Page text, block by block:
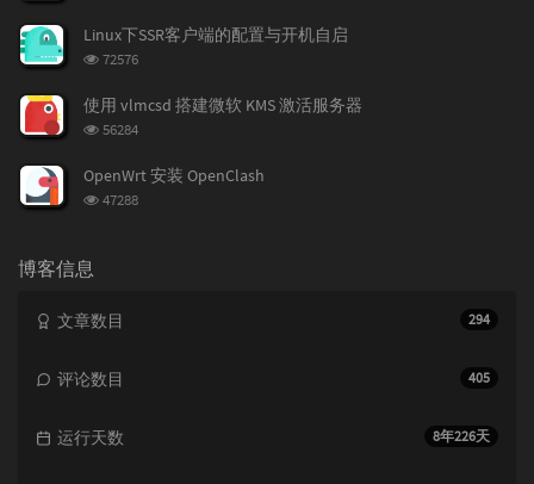
次
Linux下SSR客户端的配置与开机自启
浏
次
数:
72576
使用 vlmcsd 搭建微软 KMS 激活服务器
浏
次
56284
OpenWrt 安装 OpenClash
浏
47288
博客信息
294
文章数目
405
评论数目
8年226天
运行天数